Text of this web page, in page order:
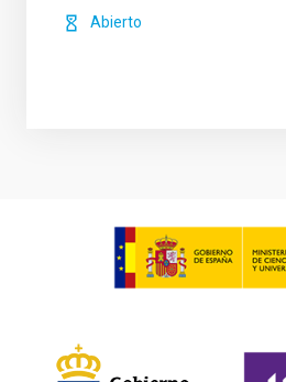
Abierto